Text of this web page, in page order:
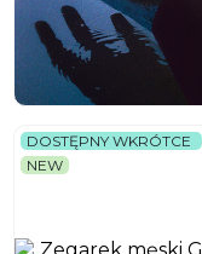
DOSTĘPNY WKRÓTCE
NEW